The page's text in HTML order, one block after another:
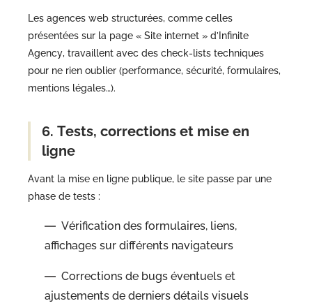
Les agences web structurées, comme celles
présentées sur la page « Site internet » d’Infinite
Agency, travaillent avec des check-lists techniques
pour ne rien oublier (performance, sécurité, formulaires,
mentions légales…).
6. Tests, corrections et mise en
ligne
Avant la mise en ligne publique, le site passe par une
phase de tests :
Vérification des formulaires, liens,
affichages sur différents navigateurs
Corrections de bugs éventuels et
ajustements de derniers détails visuels